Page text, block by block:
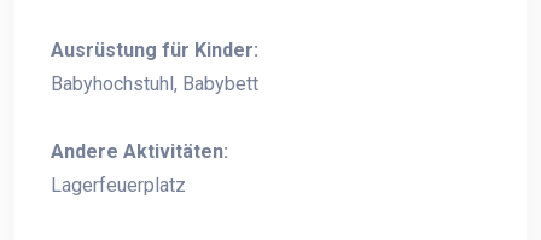
Ausrüstung für Kinder:
Babyhochstuhl, Babybett
Andere Aktivitäten:
Lagerfeuerplatz